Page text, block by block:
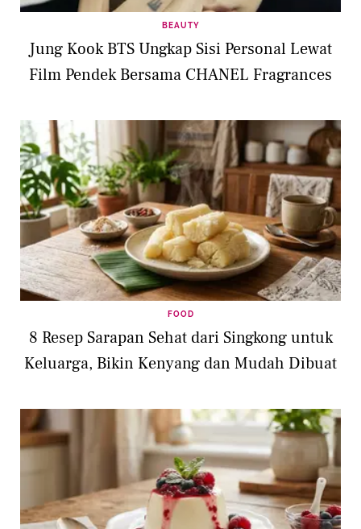
BEAUTY
Jung Kook BTS Ungkap Sisi Personal Lewat
Film Pendek Bersama CHANEL Fragrances
FOOD
8 Resep Sarapan Sehat dari Singkong untuk
Keluarga, Bikin Kenyang dan Mudah Dibuat